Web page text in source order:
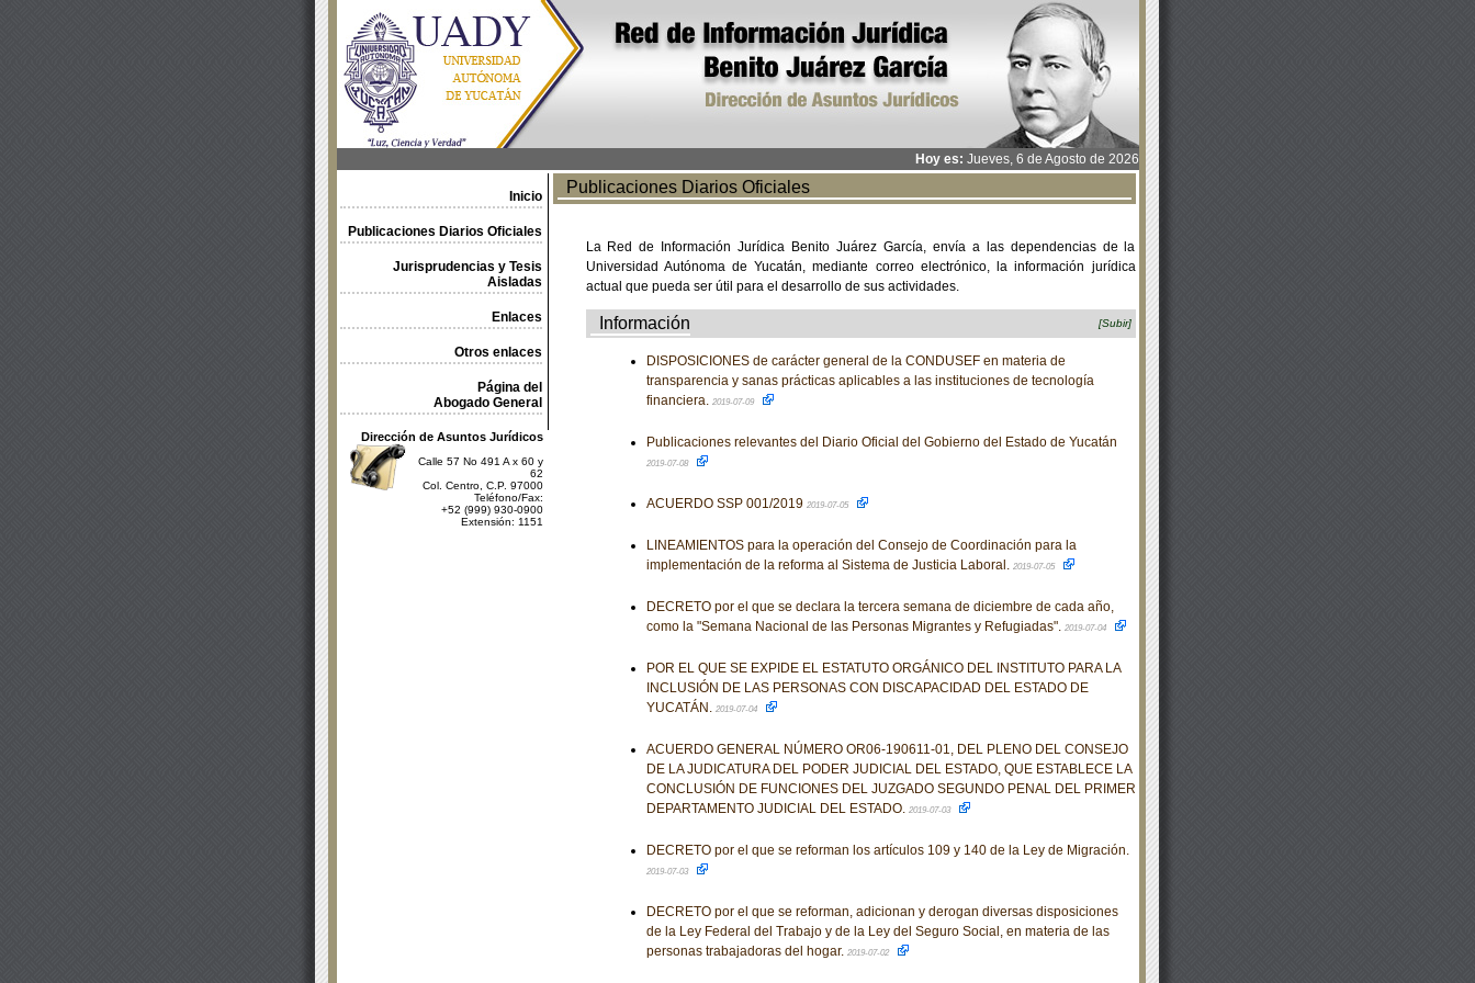
Hoy es: Jueves, 6 de Agosto de 2026
Inicio
Publicaciones Diarios Oficiales
Jurisprudencias y Tesis
Aisladas
Enlaces
Otros enlaces
Página del
Abogado General
Dirección de Asuntos Jurídicos
Calle 57 No 491 A x 60 y
62
Col. Centro, C.P. 97000
Teléfono/Fax:
+52 (999) 930-0900
Extensión: 1151
Publicaciones Diarios Oficiales
La Red de Información Jurídica Benito Juárez García, envía a las dependencias de la
Universidad Autónoma de Yucatán, mediante correo electrónico, la información jurídica
actual que pueda ser útil para el desarrollo de sus actividades.
Información [Subir]
DISPOSICIONES de carácter general de la CONDUSEF en materia de
transparencia y sanas prácticas aplicables a las instituciones de tecnología
financiera. 2019-07-09
Publicaciones relevantes del Diario Oficial del Gobierno del Estado de Yucatán
2019-07-08
ACUERDO SSP 001/2019 2019-07-05
LINEAMIENTOS para la operación del Consejo de Coordinación para la
implementación de la reforma al Sistema de Justicia Laboral. 2019-07-05
DECRETO por el que se declara la tercera semana de diciembre de cada año,
como la "Semana Nacional de las Personas Migrantes y Refugiadas". 2019-07-04
POR EL QUE SE EXPIDE EL ESTATUTO ORGÁNICO DEL INSTITUTO PARA LA
INCLUSIÓN DE LAS PERSONAS CON DISCAPACIDAD DEL ESTADO DE
YUCATÁN. 2019-07-04
ACUERDO GENERAL NÚMERO OR06-190611-01, DEL PLENO DEL CONSEJO
DE LA JUDICATURA DEL PODER JUDICIAL DEL ESTADO, QUE ESTABLECE LA
CONCLUSIÓN DE FUNCIONES DEL JUZGADO SEGUNDO PENAL DEL PRIMER
DEPARTAMENTO JUDICIAL DEL ESTADO. 2019-07-03
DECRETO por el que se reforman los artículos 109 y 140 de la Ley de Migración.
2019-07-03
DECRETO por el que se reforman, adicionan y derogan diversas disposiciones
de la Ley Federal del Trabajo y de la Ley del Seguro Social, en materia de las
personas trabajadoras del hogar. 2019-07-02